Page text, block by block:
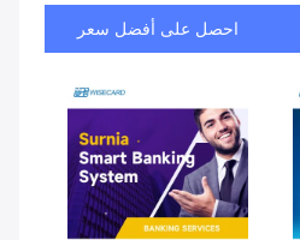
احصل على أفضل سعر